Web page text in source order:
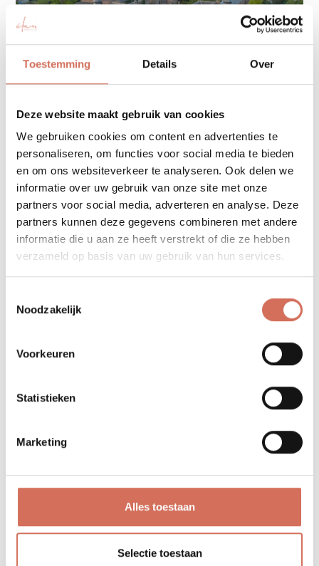
Toestemming Details Over
Deze website maakt gebruik van cookies
We gebruiken cookies om content en advertenties te
personaliseren, om functies voor social media te bieden
en om ons websiteverkeer te analyseren. Ook delen we
informatie over uw gebruik van onze site met onze
partners voor social media, adverteren en analyse. Deze
partners kunnen deze gegevens combineren met andere
informatie die u aan ze heeft verstrekt of die ze hebben
verzameld op basis van uw gebruik van hun services.
Noodzakelijk
Voorkeuren
Statistieken
Marketing
Alles toestaan
Selectie toestaan
REGIO
Hoepertingen
Gerelateerde projecten